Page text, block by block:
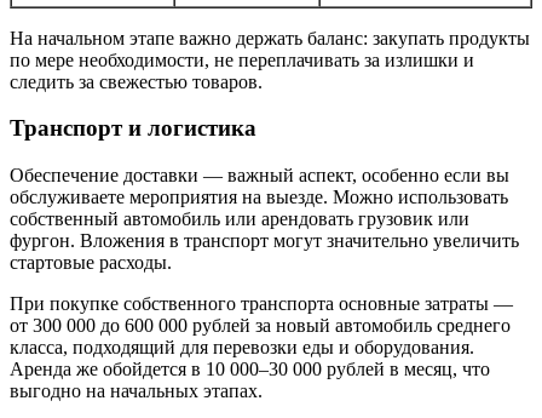
На начальном этапе важно держать баланс: закупать продукты
по мере необходимости, не переплачивать за излишки и
следить за свежестью товаров.
Транспорт и логистика
Обеспечение доставки — важный аспект, особенно если вы
обслуживаете мероприятия на выезде. Можно использовать
собственный автомобиль или арендовать грузовик или
фургон. Вложения в транспорт могут значительно увеличить
стартовые расходы.
При покупке собственного транспорта основные затраты —
от 300 000 до 600 000 рублей за новый автомобиль среднего
класса, подходящий для перевозки еды и оборудования.
Аренда же обойдется в 10 000–30 000 рублей в месяц, что
выгодно на начальных этапах.